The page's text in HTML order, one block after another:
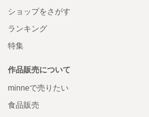
ショップをさがす
ランキング
特集
作品販売について
minneで売りたい
食品販売